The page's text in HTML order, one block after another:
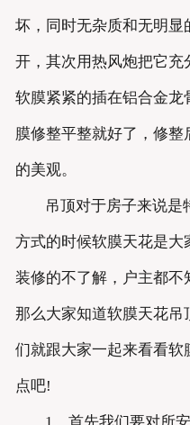
坏，同时无杂质和无明
开，其次用热风炮把它
软膜紧紧的插在铝合金
膜修整平整就好了，修
的美观。
吊顶对于房子来说是
方式的时候软膜天花是
装修的不了解，户主都不
那么大家知道软膜天花吊
们就跟大家一起来看看
点吧!